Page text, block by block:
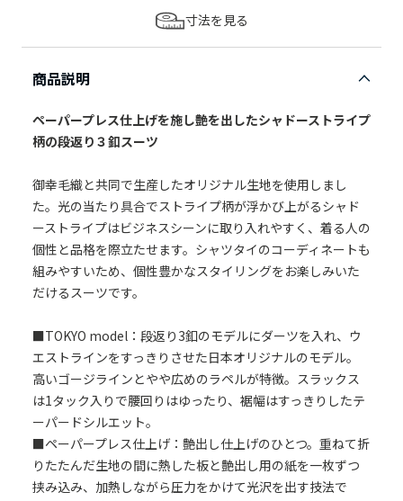
寸法を見る
商品説明
ペーパープレス仕上げを施し艶を出したシャドーストライプ
柄の段返り３釦スーツ
御幸毛織と共同で生産したオリジナル生地を使用しまし
た。光の当たり具合でストライプ柄が浮かび上がるシャド
ーストライプはビジネスシーンに取り入れやすく、着る人の
個性と品格を際立たせます。シャツタイのコーディネートも
組みやすいため、個性豊かなスタイリングをお楽しみいた
だけるスーツです。
■TOKYO model：段返り3釦のモデルにダーツを入れ、ウ
エストラインをすっきりさせた日本オリジナルのモデル。
高いゴージラインとやや広めのラペルが特徴。スラックス
は1タック入りで腰回りはゆったり、裾幅はすっきりしたテ
ーパードシルエット。
■ペーパープレス仕上げ：艶出し仕上げのひとつ。重ねて折
りたたんだ生地の間に熱した板と艶出し用の紙を一枚ずつ
挟み込み、加熱しながら圧力をかけて光沢を出す技法で